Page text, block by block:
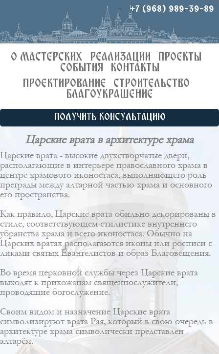
+7 (968) 989-39-89
О МАСТЕРСКИХ РЕАЛИЗАЦИИ
ПРОЕКТЫ
СОБЫТИЯ
КОНТАКТЫ
ПРОЕКТИРОВАНИЕ
СТРОИТЕЛЬСТВО
БЛАГОУКРАШЕНИЕ
ПОЛУЧИТЬ КОНСУЛЬТАЦИЮ
Царские врата в архитектуре храма
Царские врата - высокие двухстворчатые двери,
располагающие в интерьере православного храма в
центре храмового иконостаса, выполняющего роль
преграды между алтарной частью храма и основного
его пространства.
Как правило, Царские врата обильно декорированы в
стиле, соответствующем стилистике внутреннего
убранства храма и всего иконостаса. Обычно на
Царских вратах располагаются иконы или росписи с
ликами святых Евангелистов и образ Благовещения.
Во время церковной службы через Царские врата
выходят к прихожанам священнослужители,
проводящие богослужение.
Своим видом и назначение Царские врата
символизируют врата Рая, который в свою очередь в
архитектуре храма символически представлен
алтарём.